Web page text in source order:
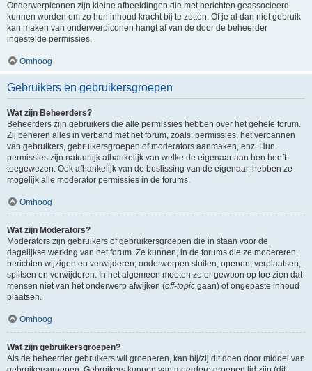
Onderwerpiconen zijn kleine afbeeldingen die met berichten geassocieerd
kunnen worden om zo hun inhoud kracht bij te zetten. Of je al dan niet gebruik
kan maken van onderwerpiconen hangt af van de door de beheerder
ingestelde permissies.
Omhoog
Gebruikers en gebruikersgroepen
Wat zijn Beheerders?
Beheerders zijn gebruikers die alle permissies hebben over het gehele forum.
Zij beheren alles in verband met het forum, zoals: permissies, het verbannen
van gebruikers, gebruikersgroepen of moderators aanmaken, enz. Hun
permissies zijn natuurlijk afhankelijk van welke de eigenaar aan hen heeft
toegewezen. Ook afhankelijk van de beslissing van de eigenaar, hebben ze
mogelijk alle moderator permissies in de forums.
Omhoog
Wat zijn Moderators?
Moderators zijn gebruikers of gebruikersgroepen die in staan voor de
dagelijkse werking van het forum. Ze kunnen, in de forums die ze modereren,
berichten wijzigen en verwijderen; onderwerpen sluiten, openen, verplaatsen,
splitsen en verwijderen. In het algemeen moeten ze er gewoon op toe zien dat
mensen niet van het onderwerp afwijken (off-topic gaan) of ongepaste inhoud
plaatsen.
Omhoog
Wat zijn gebruikersgroepen?
Als de beheerder gebruikers wil groeperen, kan hij/zij dit doen door middel van